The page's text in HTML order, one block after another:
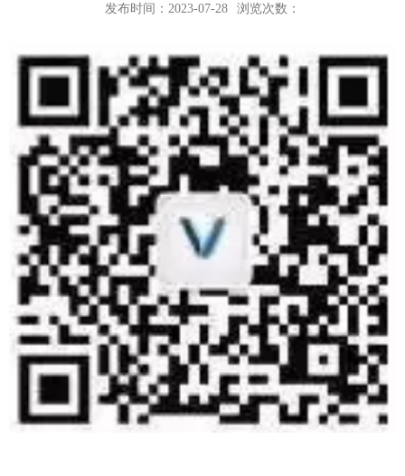
发布时间：2023-07-28 浏览次数：